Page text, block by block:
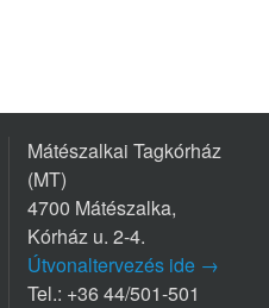
Mátészalkai Tagkórház
(MT)
4700 Mátészalka,
Kórház u. 2-4.
Útvonaltervezés ide →
Tel.: +36 44/501-501